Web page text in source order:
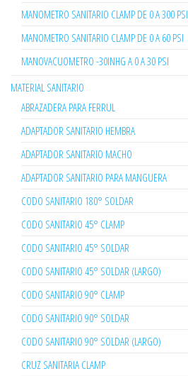
MANOMETRO SANITARIO CLAMP DE 0 A 300 PSI
MANOMETRO SANITARIO CLAMP DE 0 A 60 PSI
MANOVACUOMETRO -30INHG A 0 A 30 PSI
MATERIAL SANITARIO
ABRAZADERA PARA FERRUL
ADAPTADOR SANITARIO HEMBRA
ADAPTADOR SANITARIO MACHO
ADAPTADOR SANITARIO PARA MANGUERA
CODO SANITARIO 180° SOLDAR
CODO SANITARIO 45° CLAMP
CODO SANITARIO 45° SOLDAR
CODO SANITARIO 45° SOLDAR (LARGO)
CODO SANITARIO 90° CLAMP
CODO SANITARIO 90° SOLDAR
CODO SANITARIO 90° SOLDAR (LARGO)
CRUZ SANITARIA CLAMP